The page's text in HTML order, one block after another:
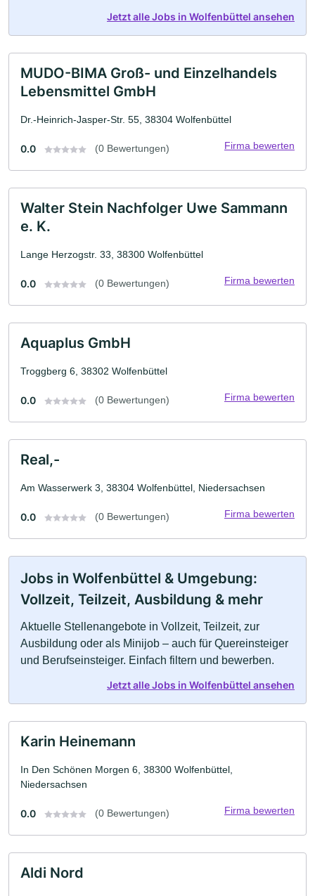
Jetzt alle Jobs in Wolfenbüttel ansehen
MUDO-BIMA Groß- und Einzelhandels
Lebensmittel GmbH
Dr.-Heinrich-Jasper-Str. 55, 38304 Wolfenbüttel
0.0 (0 Bewertungen) Firma bewerten
Walter Stein Nachfolger Uwe Sammann
e. K.
Lange Herzogstr. 33, 38300 Wolfenbüttel
0.0 (0 Bewertungen) Firma bewerten
Aquaplus GmbH
Troggberg 6, 38302 Wolfenbüttel
0.0 (0 Bewertungen) Firma bewerten
Real,-
Am Wasserwerk 3, 38304 Wolfenbüttel, Niedersachsen
0.0 (0 Bewertungen) Firma bewerten
Jobs in Wolfenbüttel & Umgebung:
Vollzeit, Teilzeit, Ausbildung & mehr
Aktuelle Stellenangebote in Vollzeit, Teilzeit, zur
Ausbildung oder als Minijob – auch für Quereinsteiger
und Berufseinsteiger. Einfach filtern und bewerben.
Jetzt alle Jobs in Wolfenbüttel ansehen
Karin Heinemann
In Den Schönen Morgen 6, 38300 Wolfenbüttel,
Niedersachsen
0.0 (0 Bewertungen) Firma bewerten
Aldi Nord